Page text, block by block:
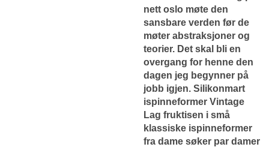
nett oslo møte den
sansbare verden før de
møter abstraksjoner og
teorier. Det skal bli en
overgang for henne den
dagen jeg begynner på
jobb igjen. Silikonmart
ispinneformer Vintage
Lag fruktisen i små
klassiske ispinneformer
fra dame søker par damer